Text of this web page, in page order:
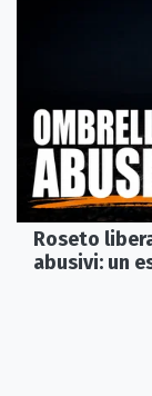
Roseto
abusivi: un